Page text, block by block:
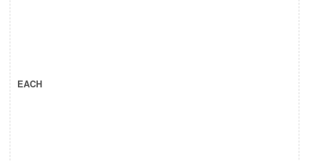
EACH